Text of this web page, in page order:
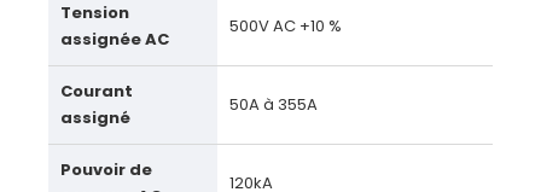
Tension
assignée AC
500V AC +10 %
Courant
assigné
50A à 355A
Pouvoir de
120kA